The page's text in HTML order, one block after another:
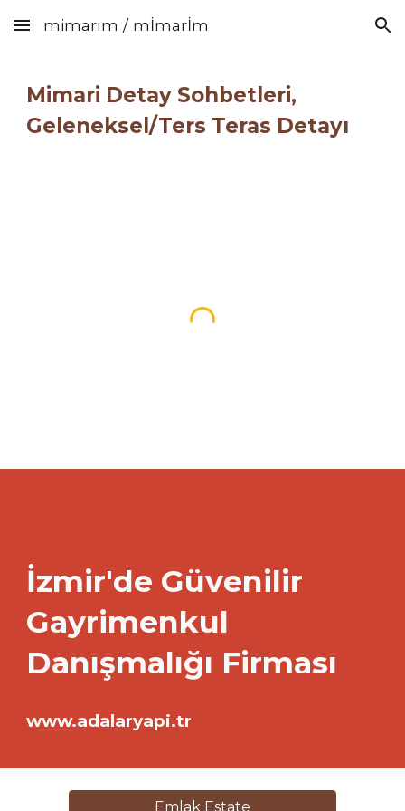
Skip to main content Skip to navigation
mimarım / mİmarİm
Mimari Detay Sohbetleri,
Geleneksel/Ters Teras Detayı
İzmir'de Güvenilir
Gayrimenkul
Danışmalığı Firması
www.adalaryapi.tr
Emlak Estate